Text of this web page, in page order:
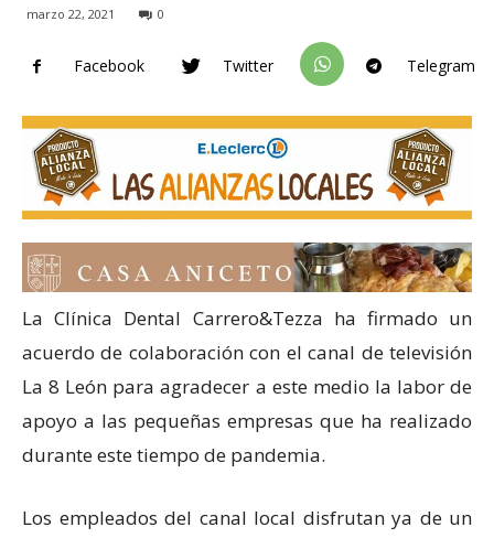
marzo 22, 2021 0
Facebook Twitter Telegram
La Clínica Dental Carrero&Tezza ha firmado un
acuerdo de colaboración con el canal de televisión
La 8 León para agradecer a este medio la labor de
apoyo a las pequeñas empresas que ha realizado
durante este tiempo de pandemia.
Los empleados del canal local disfrutan ya de un